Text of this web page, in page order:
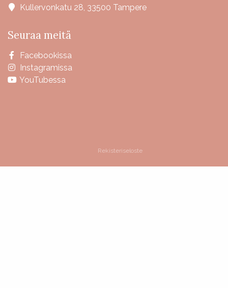
Kullervonkatu 28, 33500 Tampere
Seuraa meitä
Facebookissa
Instagramissa
YouTubessa
Rekisteriseloste